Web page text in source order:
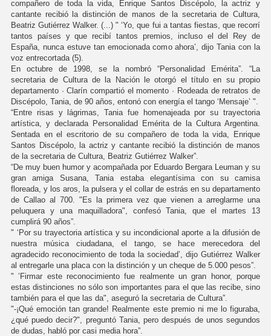
compañero de toda la vida, Enrique Santos Discépolo, la actriz y
cantante recibió la distinción de manos de la secretaria de Cultura,
Beatriz Gutiérrez Walker. (...) " ‘Yo, que fui a tantas fiestas, que recorrí
tantos países y que recibí tantos premios, incluso el del Rey de
España, nunca estuve tan emocionada como ahora’, dijo Tania con la
voz entrecortada (5).
En octubre de 1998, se la nombró “Personalidad Emérita”. “La
secretaria de Cultura de la Nación le otorgó el título en su propio
departamento · Clarín compartió el momento · Rodeada de retratos de
Discépolo, Tania, de 90 años, entonó con energía el tango ‘Mensaje’ ".
“Entre risas y lágrimas, Tania fue homenajeada por su trayectoria
artística, y declarada Personalidad Emérita de la Cultura Argentina.
Sentada en el escritorio de su compañero de toda la vida, Enrique
Santos Discépolo, la actriz y cantante recibió la distinción de manos
de la secretaria de Cultura, Beatriz Gutiérrez Walker”.
“De muy buen humor y acompañada por Eduardo Bergara Leuman y su
gran amiga Susana, Tania estaba elegantísima con su camisa
floreada, y los aros, la pulsera y el collar de estrás en su departamento
de Callao al 700. "Es la primera vez que vienen a arreglarme una
peluquera y una maquilladora", confesó Tania, que el martes 13
cumplirá 90 años”.
" ‘Por su trayectoria artística y su incondicional aporte a la difusión de
nuestra música ciudadana, el tango, se hace merecedora del
agradecido reconocimiento de toda la sociedad’, dijo Gutiérrez Walker
al entregarle una placa con la distinción y un cheque de 5.000 pesos”.
" ’Firmar este reconocimiento fue realmente un gran honor, porque
estas distinciones no sólo son importantes para el que las recibe, sino
también para el que las da", aseguró la secretaria de Cultura”.
"-¡Qué emoción tan grande! Realmente este premio ni me lo figuraba,
¿qué puedo decir?", preguntó Tania, pero después de unos segundos
de dudas, habló por casi media hora”.